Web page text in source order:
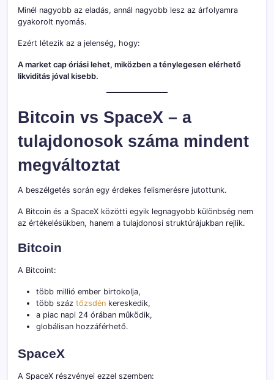
Minél nagyobb az eladás, annál nagyobb lesz az árfolyamra
gyakorolt nyomás.
Ezért létezik az a jelenség, hogy:
A market cap óriási lehet, miközben a ténylegesen elérhető
likviditás jóval kisebb.
Bitcoin vs SpaceX – a
tulajdonosok száma mindent
megváltoztat
A beszélgetés során egy érdekes felismerésre jutottunk.
A Bitcoin és a SpaceX közötti egyik legnagyobb különbség nem
az értékelésükben, hanem a tulajdonosi struktúrájukban rejlik.
Bitcoin
A Bitcoint:
több millió ember birtokolja,
több száz tőzsdén kereskedik,
a piac napi 24 órában működik,
globálisan hozzáférhető.
SpaceX
A SpaceX részvényei ezzel szemben: